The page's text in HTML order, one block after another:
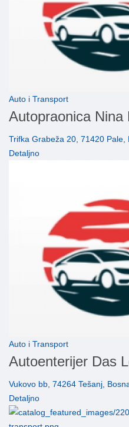
Auto i Transport
Autopraonica Nina
Trifka Grabeža 20, 71420 Pale,
Detaljno
Auto i Transport
Autoenterijer Das
Vukovo bb, 74264 Tešanj,
Detaljno